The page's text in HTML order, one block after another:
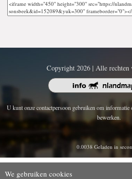
Copyright 2026 | Alle rechten
U kunt onze contactpersoon gebruiken om
bewerken.
0.0038 Geladen in
We gebruiken cookies